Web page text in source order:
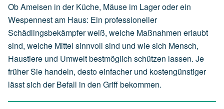
Ob Ameisen in der Küche, Mäuse im Lager oder ein
Wespennest am Haus: Ein professioneller
Schädlingsbekämpfer weiß, welche Maßnahmen erlaubt
sind, welche Mittel sinnvoll sind und wie sich Mensch,
Haustiere und Umwelt bestmöglich schützen lassen. Je
früher Sie handeln, desto einfacher und kostengünstiger
lässt sich der Befall in den Griff bekommen.